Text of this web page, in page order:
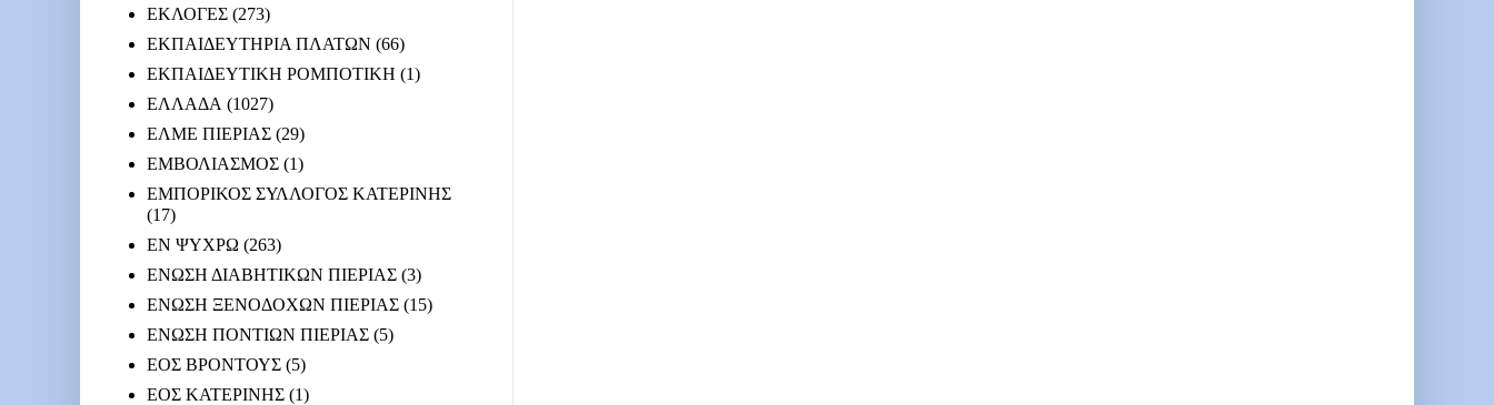
ΕΚΛΟΓΕΣ (273)
ΕΚΠΑΙΔΕΥΤΗΡΙΑ ΠΛΑΤΩΝ (66)
ΕΚΠΑΙΔΕΥΤΙΚΗ ΡΟΜΠΟΤΙΚΗ (1)
ΕΛΛΑΔΑ (1027)
ΕΛΜΕ ΠΙΕΡΙΑΣ (29)
ΕΜΒΟΛΙΑΣΜΟΣ (1)
ΕΜΠΟΡΙΚΟΣ ΣΥΛΛΟΓΟΣ ΚΑΤΕΡΙΝΗΣ
(17)
ΕΝ ΨΥΧΡΩ (263)
ΕΝΩΣΗ ΔΙΑΒΗΤΙΚΩΝ ΠΙΕΡΙΑΣ (3)
ΕΝΩΣΗ ΞΕΝΟΔΟΧΩΝ ΠΙΕΡΙΑΣ (15)
ΕΝΩΣΗ ΠΟΝΤΙΩΝ ΠΙΕΡΙΑΣ (5)
ΕΟΣ ΒΡΟΝΤΟΥΣ (5)
ΕΟΣ ΚΑΤΕΡΙΝΗΣ (1)